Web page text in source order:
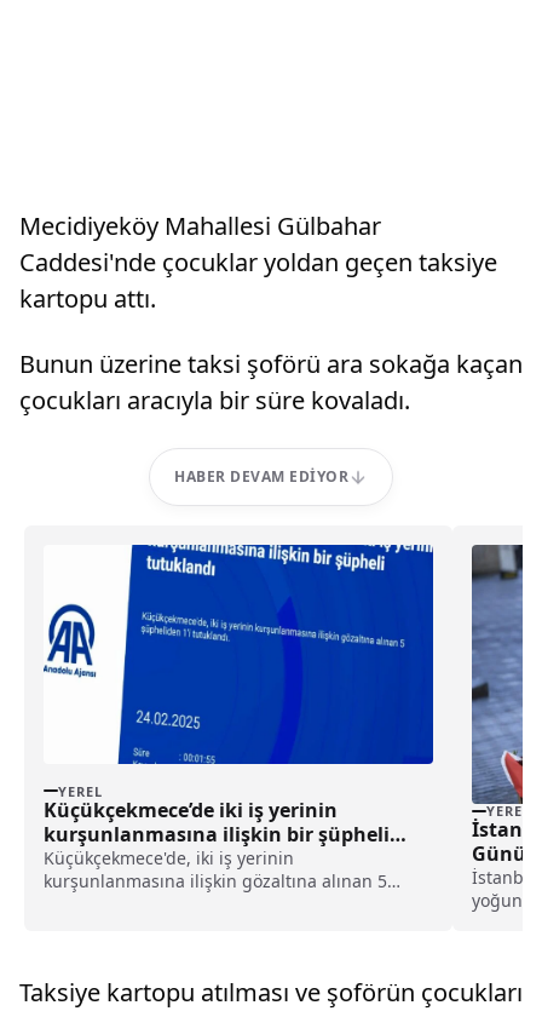
Mecidiyeköy Mahallesi Gülbahar
Caddesi'nde çocuklar yoldan geçen taksiye
kartopu attı.
Bunun üzerine taksi şoförü ara sokağa kaçan
çocukları aracıyla bir süre kovaladı.
HABER DEVAM EDIYOR
YEREL
Küçükçekmece’de iki iş yerinin
kurşunlanmasına ilişkin bir şüpheli
tutuklandı haberi
Küçükçekmece'de, iki iş yerinin
kurşunlanmasına ilişkin gözaltına alınan 5
YEREL
Günü
Taksiye kartopu atılması ve şoförün çocukları